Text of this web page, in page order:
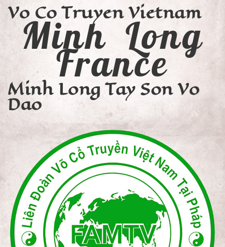
Vo Co Truyen Vietnam
Minh Long
France
Minh Long Tay Son Vo
Dao